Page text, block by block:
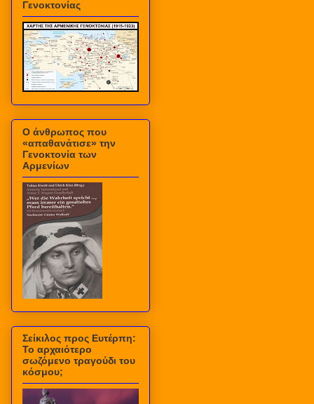
Γενοκτονίας
Ο άνθρωπος που
«απαθανάτισε» την
Γενοκτονία των
Αρμενίων
Σείκιλος προς Ευτέρπη:
Το αρχαιότερο
σωζόμενο τραγούδι του
κόσμου;